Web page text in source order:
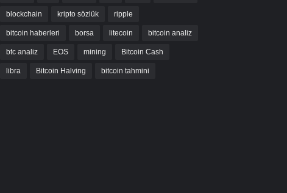
blockchain kripto sözlük ripple
bitcoin haberleri borsa litecoin bitcoin analiz
btc analiz EOS mining Bitcoin Cash
libra Bitcoin Halving bitcoin tahmini